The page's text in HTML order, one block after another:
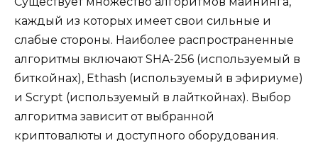
каждый из которых имеет свои сильные и
слабые стороны. Наиболее распространенные
алгоритмы включают SHA-256 (используемый в
биткойнах), Ethash (используемый в эфириуме)
и Scrypt (используемый в лайткойнах). Выбор
алгоритма зависит от выбранной
криптовалюты и доступного оборудования.